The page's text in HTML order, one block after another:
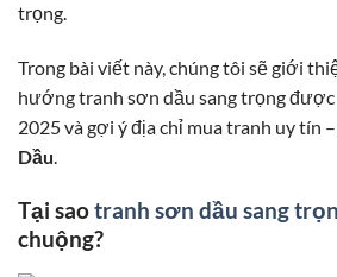
trọng.
Trong bài viết này, chúng tôi sẽ giới
hướng tranh sơn dầu sang trọng
2025 và gợi ý địa chỉ mua tranh uy tín –
Dầu.
Tại saotranh sơn dầu sang
chuộng?